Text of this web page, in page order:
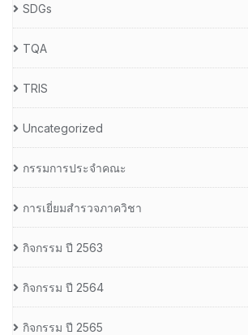
SDGs
TQA
TRIS
Uncategorized
กรรมการประจำคณะ
การเยี่ยมสำรวจภาควิชา
กิจกรรม ปี 2563
กิจกรรม ปี 2564
กิจกรรม ปี 2565